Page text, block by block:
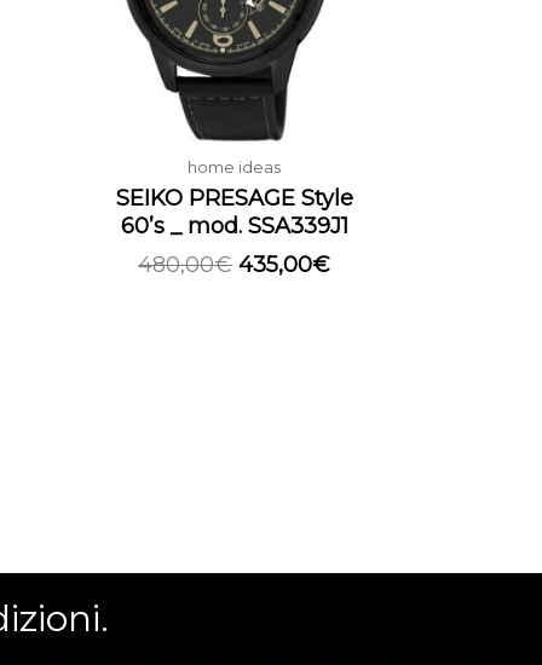
home ideas
SEIKO PRESAGE Style
60’s _ mod. SSA339J1
480,00€ 435,00€